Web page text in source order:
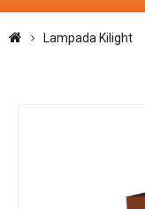
Lampada Kilight